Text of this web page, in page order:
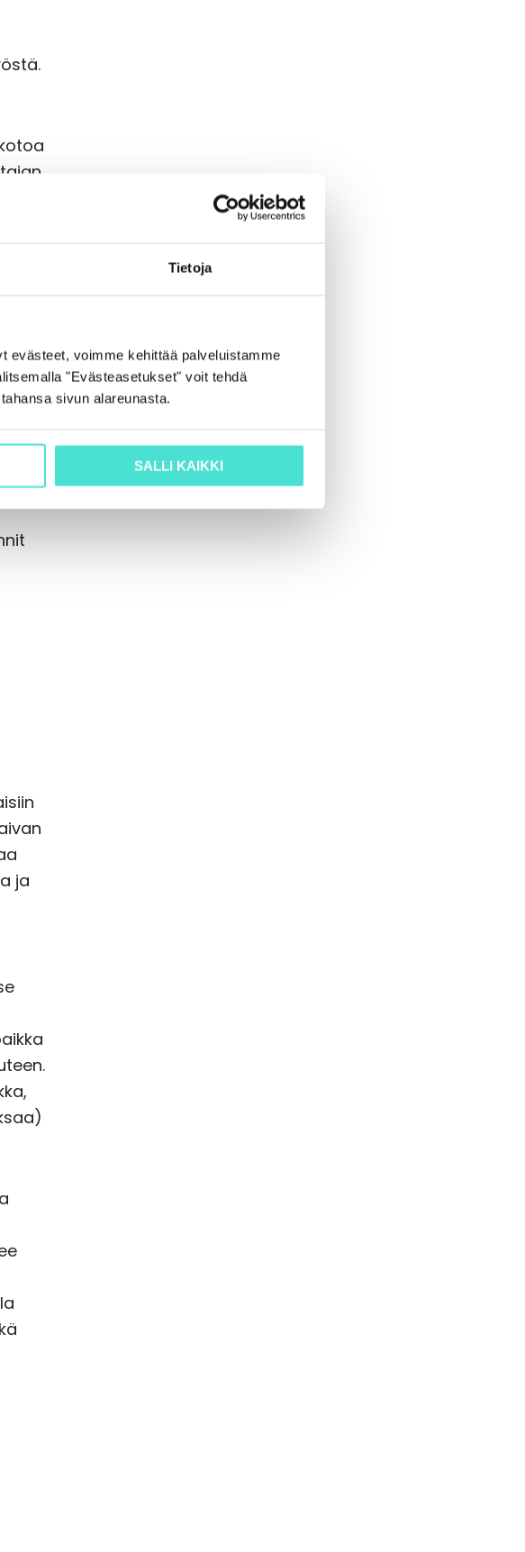
Tietoja
evästeet, voimme kehittää palveluistamme
"Evästeasetukset" voit tehdä
sivun alareunasta.
SALLI KAIKKI
ja